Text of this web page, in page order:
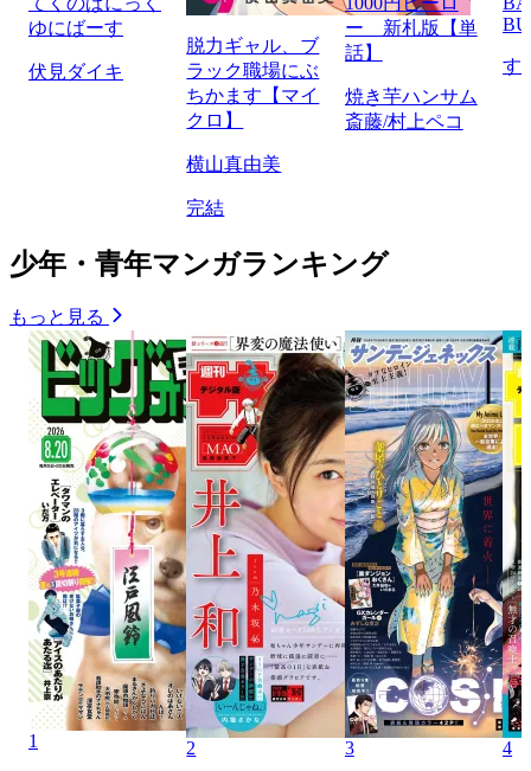
ゆにばーす
伏見ダイキ
脱力ギャル、ブ
ラック職場にぶ
ちかます【マイ
クロ】
横山真由美
完結
ー 新札版【単
話】
焼き芋ハンサム
斎藤/村上ペコ
す
少年・青年マンガランキング
もっと見る
1 2 3 4